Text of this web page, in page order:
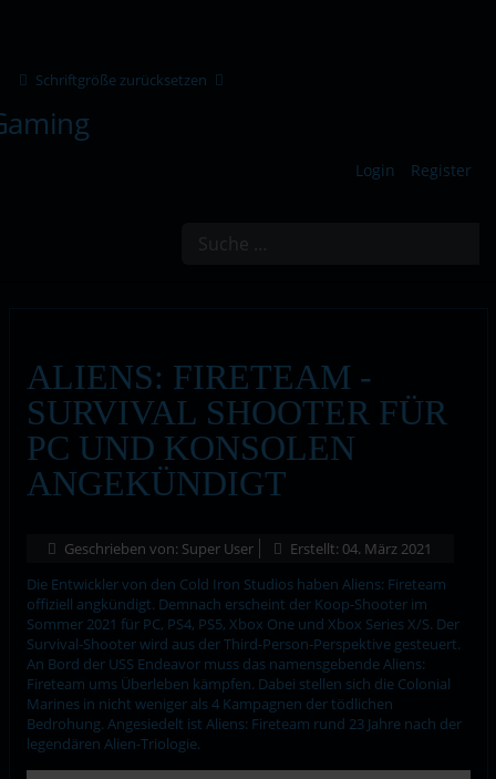
Schriftgröße zurücksetzen
Login Register
ALIENS: FIRETEAM -
SURVIVAL SHOOTER FÜR
PC UND KONSOLEN
ANGEKÜNDIGT
Geschrieben von: Super User
Erstellt: 04. März 2021
Die Entwickler von den Cold Iron Studios haben Aliens: Fireteam
offiziell angkündigt. Demnach erscheint der Koop-Shooter im
Sommer 2021 für PC, PS4, PS5, Xbox One und Xbox Series X/S. Der
Survival-Shooter wird aus der Third-Person-Perspektive gesteuert.
An Bord der USS Endeavor muss das namensgebende Aliens:
Fireteam ums Überleben kämpfen. Dabei stellen sich die Colonial
Marines in nicht weniger als 4 Kampagnen der tödlichen
Bedrohung. Angesiedelt ist Aliens: Fireteam rund 23 Jahre nach der
legendären Alien-Triologie.